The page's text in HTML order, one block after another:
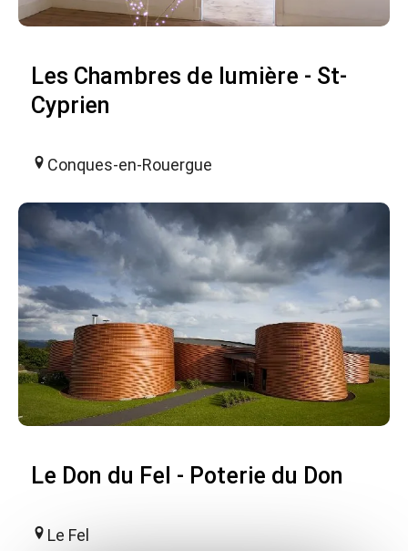
Les Chambres de lumière - St-
Cyprien
Conques-en-Rouergue
Le Don du Fel - Poterie du Don
Le Fel